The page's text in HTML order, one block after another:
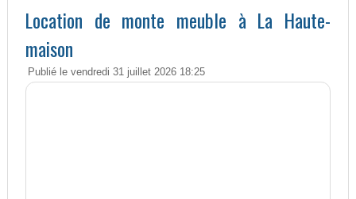
Location de monte meuble à La Haute-
maison
Publié le vendredi 31 juillet 2026 18:25